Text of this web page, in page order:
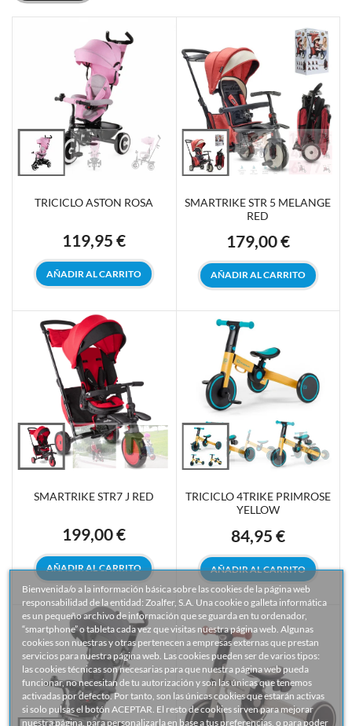
Bienvenida/o a la información básica sobre las cookies de la página web
responsabilidad de la entidad: Zoalfer, S.A. Una cookie o galleta informática
es un pequeño archivo de información que se guarda en tu ordenador,
“smartphone” o tableta cada vez que visitas nuestra página web. Algunas
cookies son nuestras y otras pertenecen a empresas externas que prestan
servicios para nuestra página web. Las cookies pueden ser de varios tipos:
las cookies técnicas son necesarias para que nuestra página web pueda
funcionar, no necesitan de tu autorización y son las únicas que tenemos
activadas por defecto. Por tanto, son las únicas cookies que estarán activas
si solo pulsas el botón ACEPTAR. El resto de cookies sirven para mejorar
nuestra página, para personalizarla en base a tus preferencias, o para poder
TRICICLO ASTON ROSA
Precio
119,95 €
AÑADIR AL CARRITO
SMARTRIKE STR 5 MELANGE
RED
Precio
179,00 €
AÑADIR AL CARRITO
SMARTRIKE STR7 J RED
Precio
199,00 €
AÑADIR AL CARRITO
TRICICLO 4TRIKE PRIMROSE
YELLOW
Precio
84,95 €
AÑADIR AL CARRITO